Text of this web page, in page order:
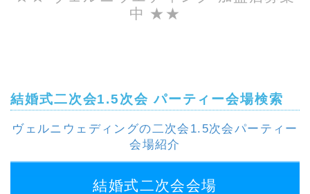
中 ★★
結婚式二次会1.5次会 パーティー会場検索
ヴェルニウェディングの二次会1.5次会パーティー
会場紹介
結婚式二次会会場